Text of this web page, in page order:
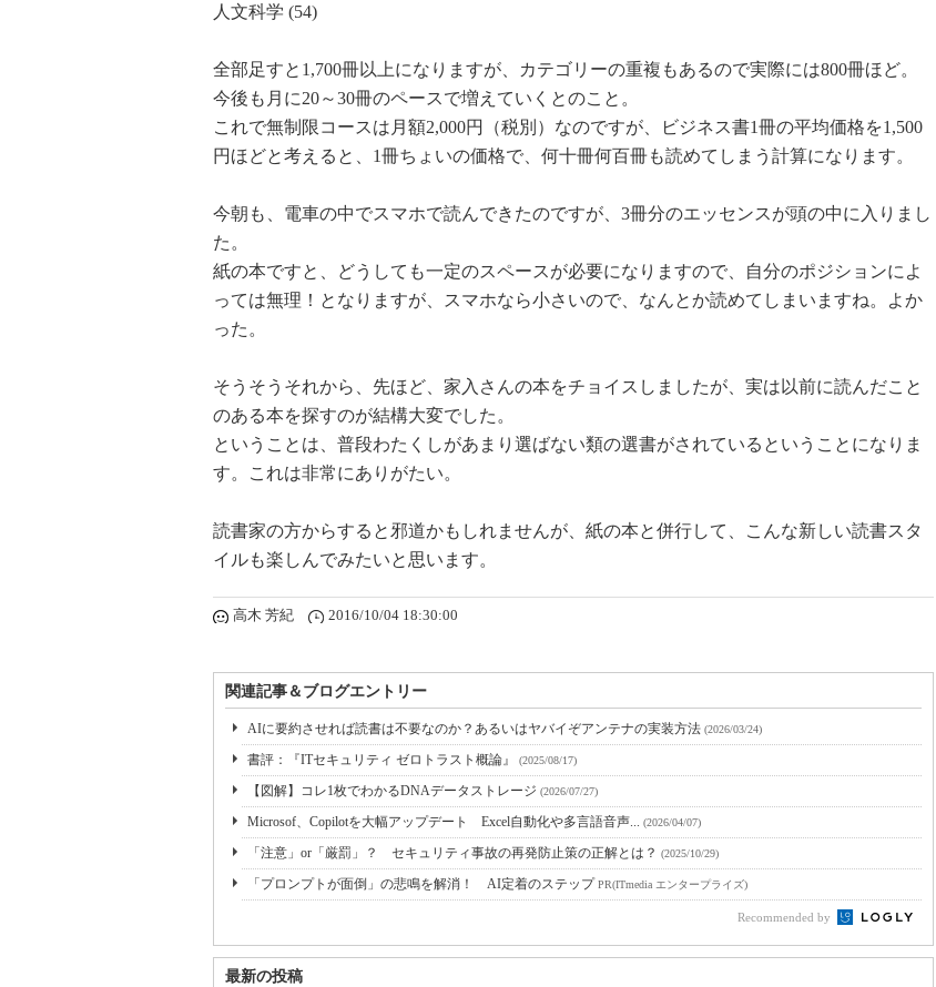
人文科学 (54)
全部足すと1,700冊以上になりますが、カテゴリーの重複もあるので実際には800冊ほど。
今後も月に20～30冊のペースで増えていくとのこと。
これで無制限コースは月額2,000円（税別）なのですが、ビジネス書1冊の平均価格を1,500
円ほどと考えると、1冊ちょいの価格で、何十冊何百冊も読めてしまう計算になります。
今朝も、電車の中でスマホで読んできたのですが、3冊分のエッセンスが頭の中に入りまし
た。
紙の本ですと、どうしても一定のスペースが必要になりますので、自分のポジションによ
っては無理！となりますが、スマホなら小さいので、なんとか読めてしまいますね。よか
った。
そうそうそれから、先ほど、家入さんの本をチョイスしましたが、実は以前に読んだこと
のある本を探すのが結構大変でした。
ということは、普段わたくしがあまり選ばない類の選書がされているということになりま
す。これは非常にありがたい。
読書家の方からすると邪道かもしれませんが、紙の本と併行して、こんな新しい読書スタ
イルも楽しんでみたいと思います。
高木 芳紀 2016/10/04 18:30:00
関連記事＆ブログエントリー
AIに要約させれば読書は不要なのか？あるいはヤバイぞアンテナの実装方法 (2026/03/24)
書評：『ITセキュリティ ゼロトラスト概論』 (2025/08/17)
【図解】コレ1枚でわかるDNAデータストレージ (2026/07/27)
Microsof、Copilotを大幅アップデート Excel自動化や多言語音声... (2026/04/07)
「注意」or「厳罰」？ セキュリティ事故の再発防止策の正解とは？ (2025/10/29)
「プロンプトが面倒」の悲鳴を解消！ AI定着のステップPR(ITmedia エンタープライズ)
Recommended by
最新の投稿